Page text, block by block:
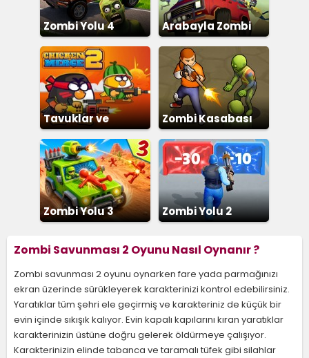
Zombi Yolu 4
Arabayla Zombi
Ezme
Tavuklar ve
Zombiler 2
Zombi Kasabası
Zombi Yolu 3 Zombi Yolu 2
Zombi Savunması 2 Oyunu Nasıl Oynanır ?
Zombi savunması 2 oyunu oynarken fare yada parmağınızı
ekran üzerinde sürükleyerek karakterinizi kontrol edebilirsiniz.
Yaratıklar tüm şehri ele geçirmiş ve karakteriniz de küçük bir
evin içinde sıkışık kalıyor. Evin kapalı kapılarını kıran yaratıklar
karakterinizin üstüne doğru gelerek öldürmeye çalışıyor.
Karakterinizin elinde tabanca ve taramalı tüfek gibi silahlar